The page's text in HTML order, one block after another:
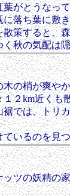
がとうなっ
落ち葉に敷
策すると、
秋の気配は
の梢が爽や
１２km近く
では、トリ
いるのを見
ツの妖精の